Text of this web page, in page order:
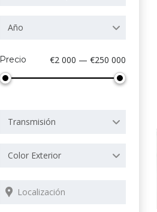
Año
Precio €2 000 — €250 000
Transmisión
Color Exterior